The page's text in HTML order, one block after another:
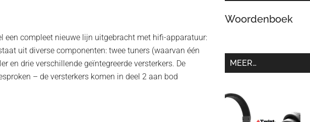
een compleet nieuwe lijn uitgebracht met hifi-apparatuur:
uit diverse componenten: twee tuners (waarvan één
en drie verschillende geïntegreerde versterkers. De
– de versterkers komen in deel 2 aan bod
Woordenboek
MEER…